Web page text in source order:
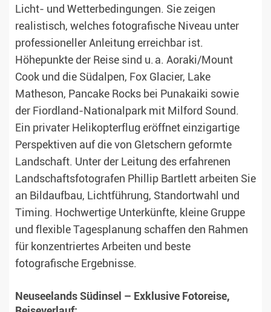
Licht- und Wetterbedingungen. Sie zeigen
realistisch, welches fotografische Niveau unter
professioneller Anleitung erreichbar ist.
Höhepunkte der Reise sind u. a. Aoraki/Mount
Cook und die Südalpen, Fox Glacier, Lake
Matheson, Pancake Rocks bei Punakaiki sowie
der Fiordland-Nationalpark mit Milford Sound.
Ein privater Helikopterflug eröffnet einzigartige
Perspektiven auf die von Gletschern geformte
Landschaft. Unter der Leitung des erfahrenen
Landschaftsfotografen Phillip Bartlett arbeiten Sie
an Bildaufbau, Lichtführung, Standortwahl und
Timing. Hochwertige Unterkünfte, kleine Gruppe
und flexible Tagesplanung schaffen den Rahmen
für konzentriertes Arbeiten und beste
fotografische Ergebnisse.
Neuseelands Südinsel – Exklusive Fotoreise,